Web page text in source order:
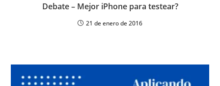
Debate – Mejor iPhone para testear?
21 de enero de 2016